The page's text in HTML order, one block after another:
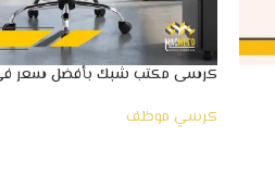
كرسى مكتب شبك بأفضل سعر
كرسي موظف